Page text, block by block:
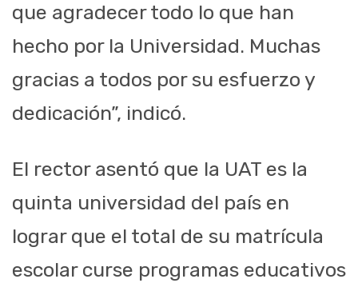
que agradecer todo lo que han
hecho por la Universidad. Muchas
gracias a todos por su esfuerzo y
dedicación”, indicó.
El rector asentó que la UAT es la
quinta universidad del país en
lograr que el total de su matrícula
escolar curse programas educativos